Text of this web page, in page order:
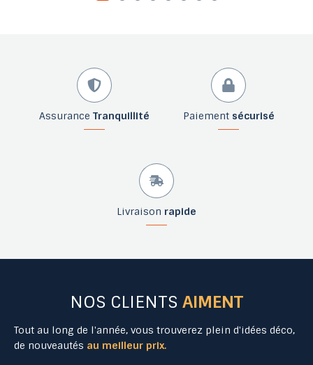
Assurance Tranquillité Paiement sécurisé
Livraison rapide
NOS CLIENTS AIMENT
Tout au long de l'année, vous trouverez plein d'idées déco,
de nouveautés au meilleur prix.